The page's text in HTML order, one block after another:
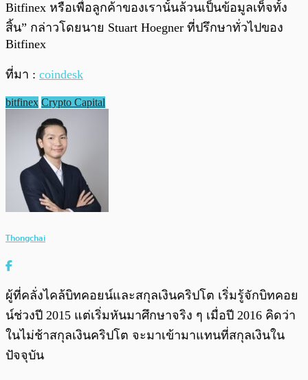
Bitfinex หรือเพื่อลูกค้าของเรานั้นล้วนเป็นข้อมูลเท็จทั้ง
สิ้น” กล่าวโดยนาย Stuart Hoegner ที่ปรึกษาทั่วไปของ
Bitfinex
ที่มา : coindesk
bitfinex Crypto Capital
Thongchai
ผู้ที่คลั่งไคล้บิทคอยน์และสกุลเงินคริปโต เริ่มรู้จักบิทคอย
น์ช่วงปี 2015 แต่เริ่มหันมาศึกษาจริง ๆ เมื่อปี 2016 คิดว่า
ในไม่ช้าสกุลเงินคริปโต จะมาเข้ามาแทนที่สกุลเงินใน
ปัจจุบัน